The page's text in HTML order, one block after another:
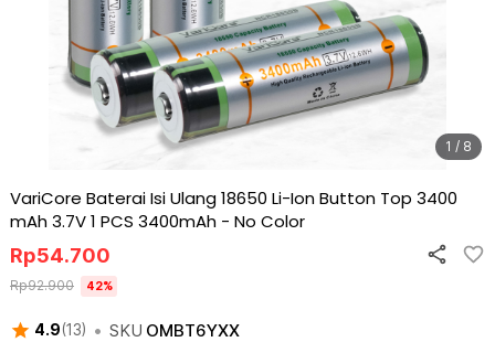
1 / 8
VariCore Baterai Isi Ulang 18650 Li-Ion Button Top 3400
mAh 3.7V 1 PCS 3400mAh - No Color
4.9(13) • SKU OMBT6YXX
Rp54.700
Rp92.900 42%